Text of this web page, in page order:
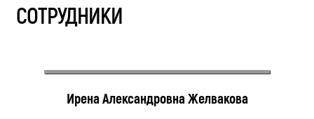
СОТРУДНИКИ
Ирена Александровна Желвакова